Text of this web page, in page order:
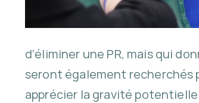
d’éliminer une PR, mais qui
seront également recherchés
apprécier la gravité potentielle